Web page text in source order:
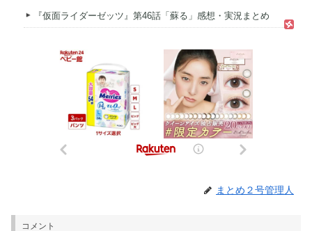
『仮面ライダーゼッツ』第46話「蘇る」感想・実況まとめ
まとめ２号管理人
コメント